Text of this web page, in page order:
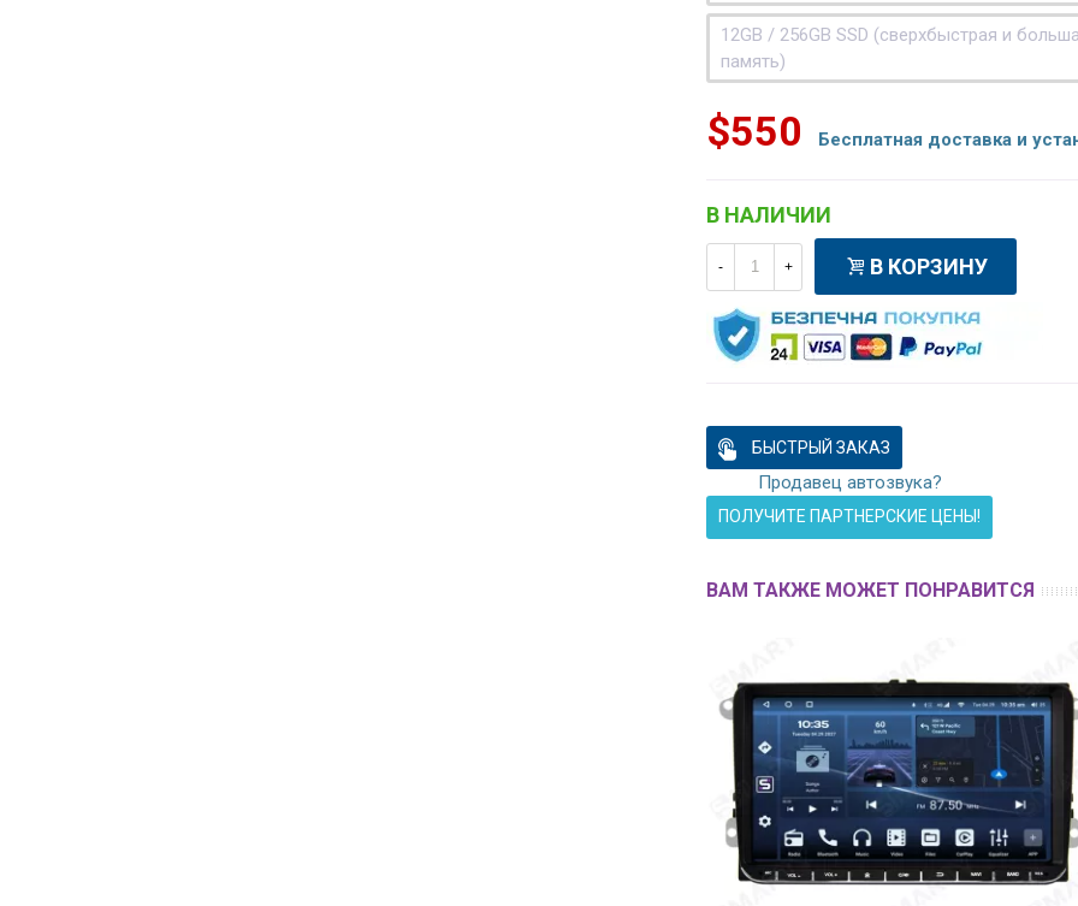
12GB / 256GB SSD (сверхбыстрая и
память)
$550 Бесплатная доставка и
В НАЛИЧИИ
- + В КОРЗИНУ
БЫСТРЫЙ ЗАКАЗ
Продавец автозвука?
ПОЛУЧИТЕ ПАРТНЕРСКИЕ ЦЕНЫ!
ВАМ ТАКЖЕ МОЖЕТ ПОНРАВИТСЯ